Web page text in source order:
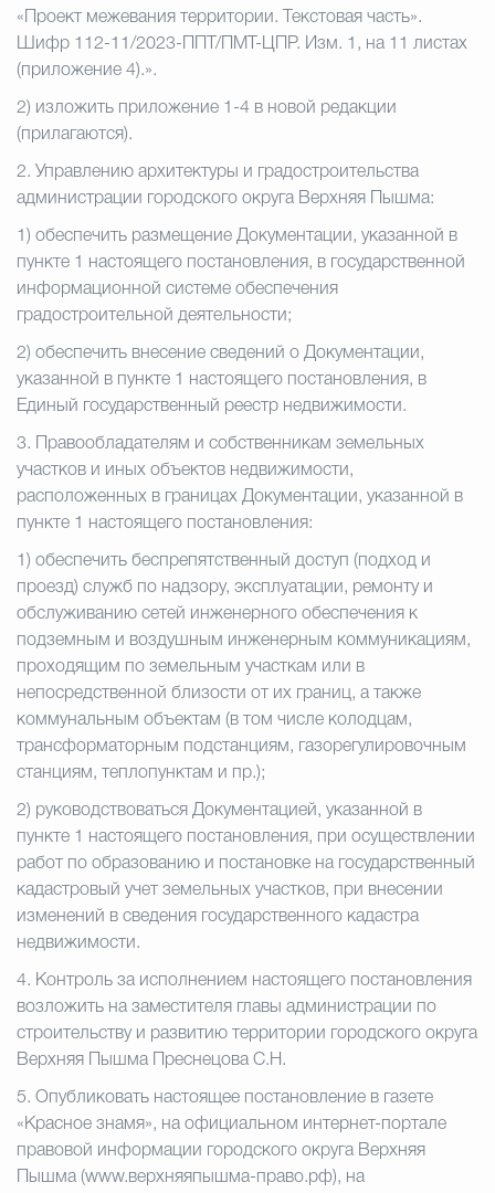
«Проект межевания территории. Текстовая часть».
Шифр 112-11/2023-ППТ/ПМТ-ЦПР. Изм. 1, на 11 листах
(приложение 4).».
2) изложить приложение 1-4 в новой редакции
(прилагаются).
2. Управлению архитектуры и градостроительства
администрации городского округа Верхняя Пышма:
1) обеспечить размещение Документации, указанной в
пункте 1 настоящего постановления, в государственной
информационной системе обеспечения
градостроительной деятельности;
2) обеспечить внесение сведений о Документации,
указанной в пункте 1 настоящего постановления, в
Единый государственный реестр недвижимости.
3. Правообладателям и собственникам земельных
участков и иных объектов недвижимости,
расположенных в границах Документации, указанной в
пункте 1 настоящего постановления:
1) обеспечить беспрепятственный доступ (подход и
проезд) служб по надзору, эксплуатации, ремонту и
обслуживанию сетей инженерного обеспечения к
подземным и воздушным инженерным коммуникациям,
проходящим по земельным участкам или в
непосредственной близости от их границ, а также
коммунальным объектам (в том числе колодцам,
трансформаторным подстанциям, газорегулировочным
станциям, теплопунктам и пр.);
2) руководствоваться Документацией, указанной в
пункте 1 настоящего постановления, при осуществлении
работ по образованию и постановке на государственный
кадастровый учет земельных участков, при внесении
изменений в сведения государственного кадастра
недвижимости.
4. Контроль за исполнением настоящего постановления
возложить на заместителя главы администрации по
строительству и развитию территории городского округа
Верхняя Пышма Преснецова С.Н.
5. Опубликовать настоящее постановление в газете
«Красное знамя», на официальном интернет-портале
правовой информации городского округа Верхняя
Пышма (www.верхняяпышма-право.рф), на